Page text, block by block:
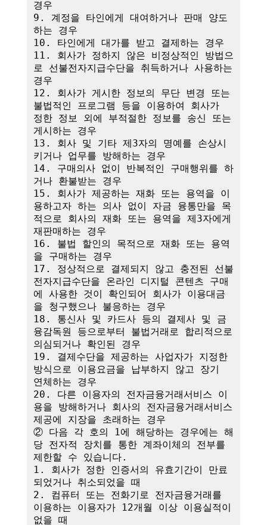
경우
9. 계정을 타인에게 대여하거나 판매 양도
하는 경우
10. 타인에게 대가를 받고 결제하는 경우
11. 회사가 정하지 않은 비정상적인 방법으
로 선불전자지급수단을 취득하거나 사용하는
경우
12. 회사가 게시한 정보의 무단 변경 또는
불법적인 프로그램 등을 이용하여 회사가
정한 정보 외에 부적절한 정보를 송신 또는
게시하는 경우
13. 회사 및 기타 제3자의 명예를 손상시
키거나 업무를 방해하는 경우
14. 구매의사 없이 반복적인 구매행위를 하
거나 환불받는 경우
15. 회사가 제공하는 재화 또는 용역을 이
용하고자 하는 의사 없이 자금 융통만을 목
적으로 회사의 재화 또는 용역을 제3자에게
재판매하는 경우
16. 불법 할인의 목적으로 재화 또는 용역
을 구매하는 경우
17. 정상적으로 결제되지 않고 충전된 선불
전자지급수단을 온라인 디지털 콘텐츠 구매
에 사용한 것이 확인되어 회사가 이용대금
을 청구했으나 불응하는 경우
18. 통신사 및 카드사 등의 결제사 및 금
융감독원 등으로부터 불법거래로 합리적으로
의심되거나 확인된 경우
19. 결제수단을 제공하는 사업자가 지정한
방식으로 이용요금을 납부하지 않고 장기
연체하는 경우
20. 다른 이용자의 전자금융거래서비스 이
용을 방해하거나 회사의 전자금융거래서비스
제공에 지장을 초래하는 경우
② 다음 각 호의 1에 해당하는 경우에는 해
당 전자적 장치를 통한 계좌이체의 전부를
제한할 수 있습니다.
1. 회사가 정한 인증서의 유효기간이 만료
되었거나 취소되었을 때
2. 컴퓨터 또는 전화기로 전자금융거래를
이용하는 이용자가 12개월 이상 이용실적이
없을 때